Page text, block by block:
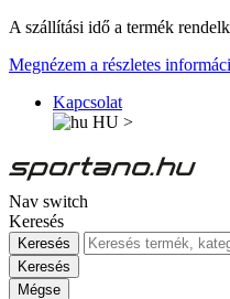
A szállítási idő a termék
Megnézem a részletes
Kapcsolat
HU >
Nav switch
Keresés
Keresés
Keresés
Mégse